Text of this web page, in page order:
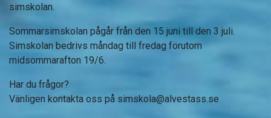
simskolan.
Sommarsimskolan pågår från den 15 juni till den 3 juli.
Simskolan bedrivs måndag till fredag förutom
midsommarafton 19/6.
Har du frågor?
Vänligen kontakta oss på simskola@alvestass.se